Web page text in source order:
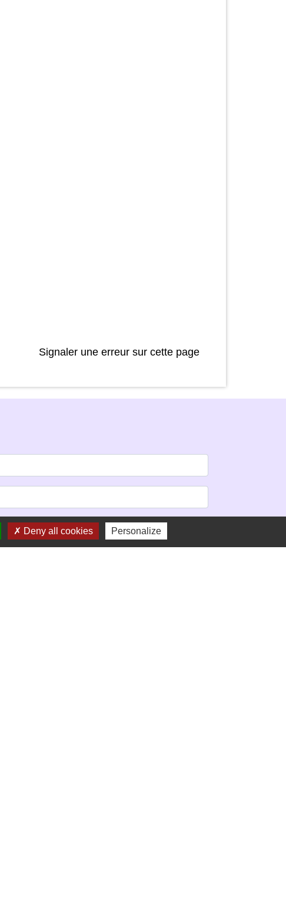
Signaler une erreur sur cette page
Deny all cookies Personalize